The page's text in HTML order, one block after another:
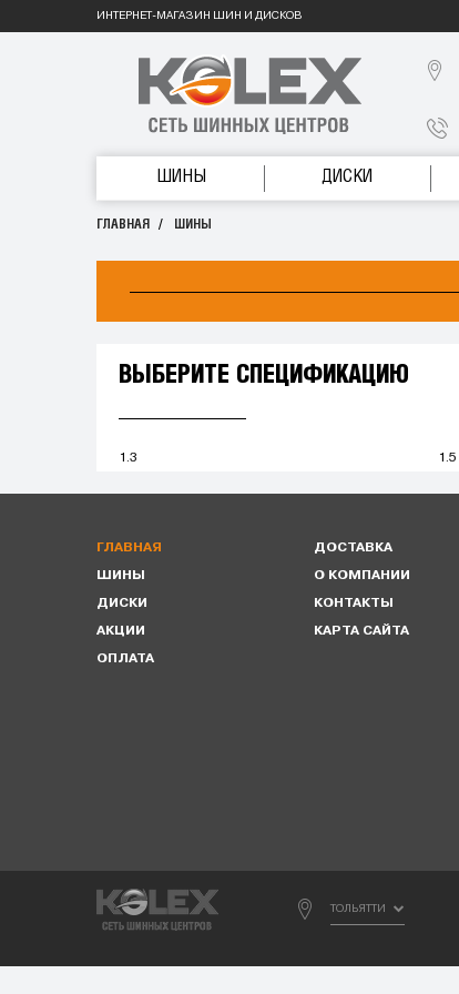
ИНТЕРНЕТ-МАГАЗИН ШИН И ДИСКОВ
ШИНЫ ДИСКИ
ГЛАВНАЯ ШИНЫ
ВЫБЕРИТЕ СПЕЦИФИКАЦИЮ
1.3 1.5
ГЛАВНАЯ
ШИНЫ
ДИСКИ
АКЦИИ
ОПЛАТА
ДОСТАВКА
О КОМПАНИИ
КОНТАКТЫ
КАРТА САЙТА
ТОЛЬЯТТИ